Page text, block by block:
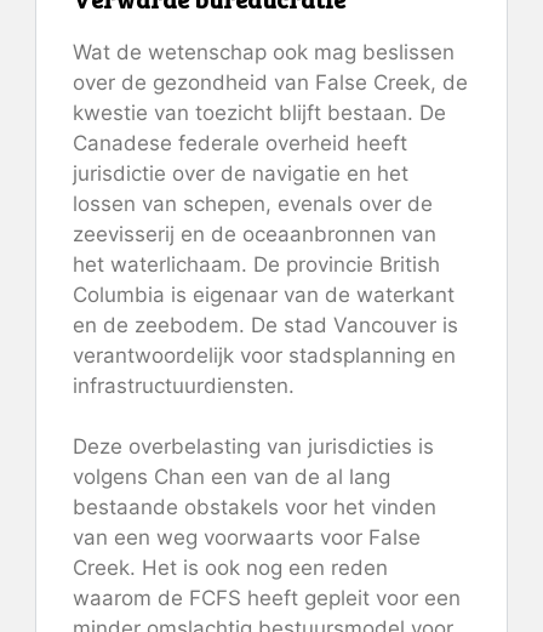
Wat de wetenschap ook mag beslissen
over de gezondheid van False Creek, de
kwestie van toezicht blijft bestaan. De
Canadese federale overheid heeft
jurisdictie over de navigatie en het
lossen van schepen, evenals over de
zeevisserij en de oceaanbronnen van
het waterlichaam. De provincie British
Columbia is eigenaar van de waterkant
en de zeebodem. De stad Vancouver is
verantwoordelijk voor stadsplanning en
infrastructuurdiensten.
Deze overbelasting van jurisdicties is
volgens Chan een van de al lang
bestaande obstakels voor het vinden
van een weg voorwaarts voor False
Creek. Het is ook nog een reden
waarom de FCFS heeft gepleit voor een